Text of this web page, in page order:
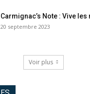
Carmignac’s Note : Vive les
20 septembre 2023
Voir plus